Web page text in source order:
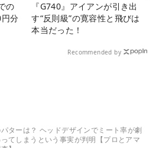
の
分
『G740』アイアンが引き出
す“反則級”の寛容性と飛びは
本当だった！
Recommended by
ターは？ ヘッドデザインでミート率が劇
てしまうという事実が判明【プロとアマ